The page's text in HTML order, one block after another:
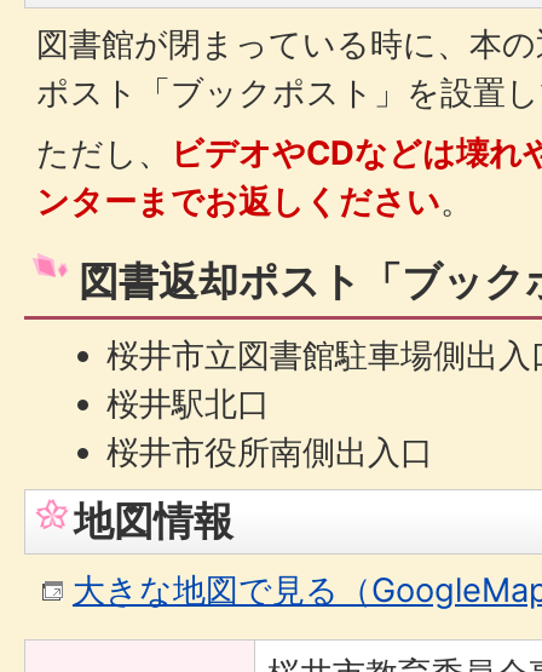
図書館が閉まっている時に、本
ポスト「ブックポスト」を設置
ただし、
ビデオやCDなどは壊れ
ンターまでお返しください。
図書返却ポスト「ブッ
桜井市立図書館駐車場側出入
桜井駅北口
桜井市役所南側出入口
地図情報
大きな地図で見る（